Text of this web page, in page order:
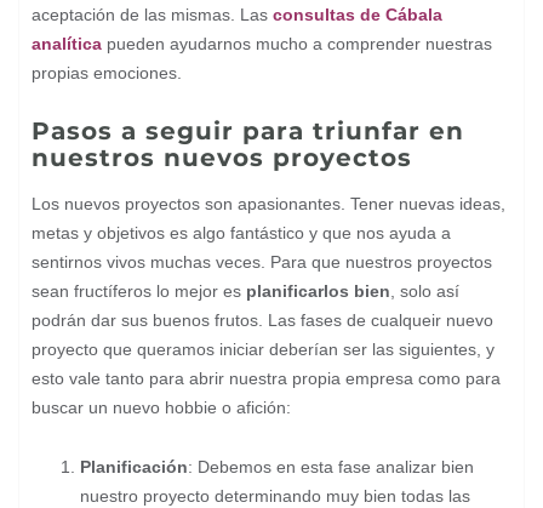
aceptación de las mismas. Las consultas de Cábala
analítica pueden ayudarnos mucho a comprender nuestras
propias emociones.
Pasos a seguir para triunfar en
nuestros nuevos proyectos
Los nuevos proyectos son apasionantes. Tener nuevas ideas,
metas y objetivos es algo fantástico y que nos ayuda a
sentirnos vivos muchas veces. Para que nuestros proyectos
sean fructíferos lo mejor es planificarlos bien , solo así
podrán dar sus buenos frutos. Las fases de cualqueir nuevo
proyecto que queramos iniciar deberían ser las siguientes, y
esto vale tanto para abrir nuestra propia empresa como para
buscar un nuevo hobbie o afición:
Planificación: Debemos en esta fase analizar bien
nuestro proyecto determinando muy bien todas las